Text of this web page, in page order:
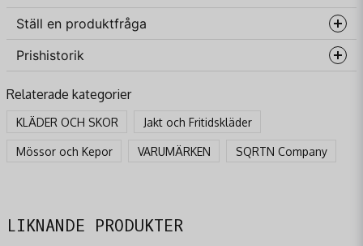
meshen på baksidan säkerställer komfort även under varma
Med Sqrtn Älg Trucker Keps är du alltid redo för nästa äventyr,
Lätt och slitstarkt material
Specifikationer
Ställ en produktfråga
question
Fråga oss något om denna produkten...
name
Namn
Mejladress
Prishistorik
Relaterade kategorier
KLÄDER OCH SKOR Jakt och Fritidskläder
Mössor och Kepor VARUMÄRKEN SQRTN Company
LIKNANDE PRODUKTER